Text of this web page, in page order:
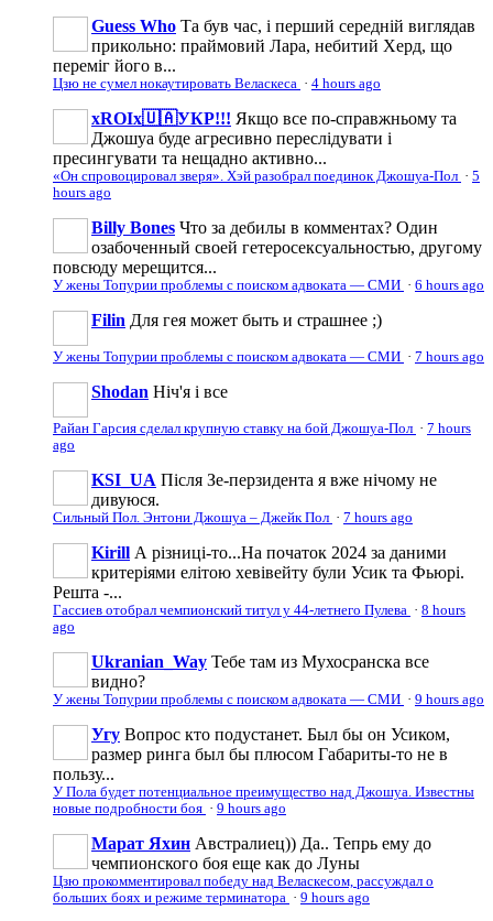
Guess Who Та був час, і перший середній виглядав
прикольно: праймовий Лара, небитий Херд, що
переміг його в...
Цзю не сумел нокаутировать Веласкеса · 4 hours ago
xROIx🇺🇦УКР!!! Якщо все по-справжньому та
Джошуа буде агресивно переслідувати і
пресингувати та нещадно активно...
«Он спровоцировал зверя». Хэй разобрал поединок Джошуа-Пол · 5
hours ago
Billy Bones Что за дебилы в комментах? Один
озабоченный своей гетеросексуальностью, другому
повсюду мерещится...
У жены Топурии проблемы с поиском адвоката — СМИ · 6 hours ago
Filin Для гея может быть и страшнее ;)
У жены Топурии проблемы с поиском адвоката — СМИ · 7 hours ago
Shodan Ніч'я і все
Райан Гарсия сделал крупную ставку на бой Джошуа-Пол · 7 hours
ago
KSI_UA Після Зе-перзидента я вже нічому не
дивуюся.
Сильный Пол. Энтони Джошуа – Джейк Пол · 7 hours ago
Kirill А різниці-то...На початок 2024 за даними
критеріями елітою хевівейту були Усик та Фьюрі.
Решта -...
Гассиев отобрал чемпионский титул у 44-летнего Пулева · 8 hours
ago
Ukranian_Way Тебе там из Мухосранска все
видно?
У жены Топурии проблемы с поиском адвоката — СМИ · 9 hours ago
Угу Вопрос кто подустанет. Был бы он Усиком,
размер ринга был бы плюсом Габариты-то не в
пользу...
У Пола будет потенциальное преимущество над Джошуа. Известны
новые подробности боя · 9 hours ago
Марат Яхин Австралиец)) Да.. Тепрь ему до
чемпионского боя еще как до Луны
Цзю прокомментировал победу над Веласкесом, рассуждал о
больших боях и режиме терминатора · 9 hours ago